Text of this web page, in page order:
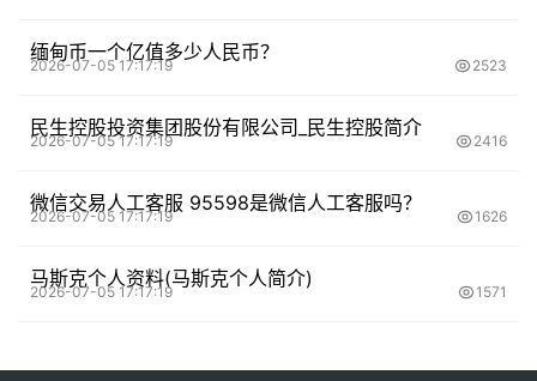
缅甸币一个亿值多少人民币？
2026-07-05 17:17:19 2523
民生控股投资集团股份有限公司_民生控股简介
2026-07-05 17:17:19 2416
微信交易人工客服 95598是微信人工客服吗？
2026-07-05 17:17:19 1626
马斯克个人资料(马斯克个人简介)
2026-07-05 17:17:19 1571